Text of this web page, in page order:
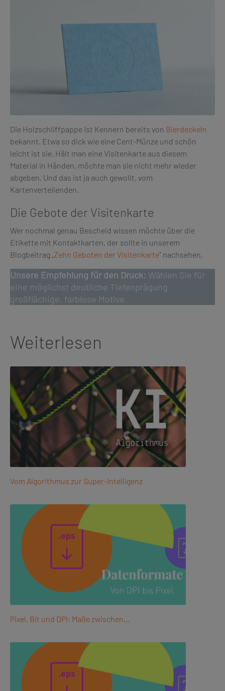
Die Holzschliffpappe ist Kennern bereits von Bierdeckeln
bekannt. Etwa so dick wie eine Cent-Münze und schön
leicht ist sie. Hält man eine Visitenkarte aus diesem
Material in Händen, möchte man sie nicht mehr wieder
abgeben. Und das ist ja auch gewollt, vom
Kartenverteilenden.
Die Gebote der Visitenkarte
Wer nochmal genau Bescheid wissen möchte über die
Etikette mit Kontaktkarten, der sollte in unserem
Blogbeitrag „Zehn Geboten der Visitenkarte“ nachsehen.
Unsere Empfehlung für den Druck: Wählen Sie für
eine möglichst deutliche Tiefenprägung
großflächige, farblose Motive.
Weiterlesen
Vom Algorithmus zur Super-Intelligenz
Pixel, Bit und DPI: Maße zwischen…